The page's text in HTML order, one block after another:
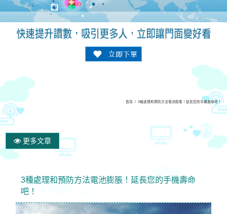
首頁 / 3種處理和預防方法電池膨脹！延長您的手機壽命吧！
更多文章
3種處理和預防方法電池膨脹！延長您的手機壽命
吧！